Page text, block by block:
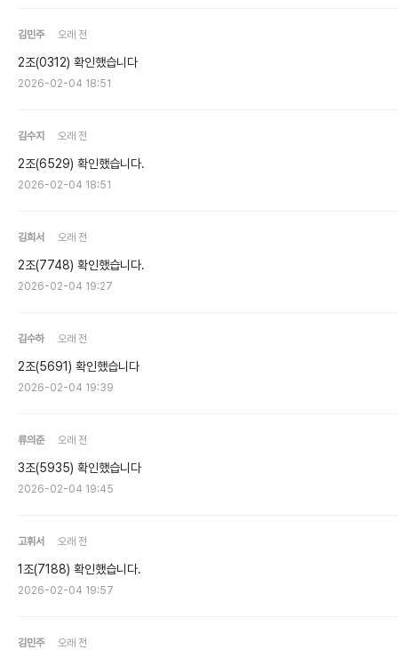
김민주 오래 전
2조(0312) 확인했습니다
2026-02-04 18:51
김수지 오래 전
2조(6529) 확인했습니다.
2026-02-04 18:51
김희서 오래 전
2조(7748) 확인했습니다.
2026-02-04 19:27
김수하 오래 전
2조(5691) 확인했습니다
2026-02-04 19:39
류의준 오래 전
3조(5935) 확인했습니다
2026-02-04 19:45
고휘서 오래 전
1조(7188) 확인했습니다.
2026-02-04 19:57
김민주 오래 전